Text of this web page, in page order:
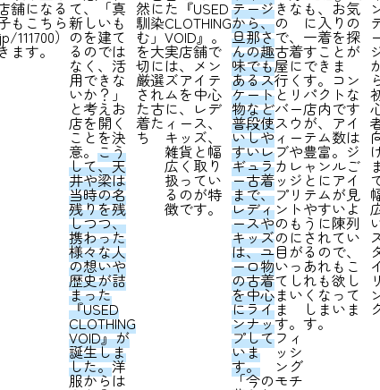
舗になる
もこちら
111700）
す。
て、「真
新しいも
のを建て
るのでは
なく、活
用できな
いか？」
と考えお
店を開く
ことを決
意。 こう
して、天
井や梁は
当時の名
残りを残
しつつ、
携わった
様々な人
の想いや
歴史が詰
まった
『USED
CLOTHING
VOID』が
誕生しま
した。洋
服からは
然に
馴染
む」
を大
切に
厳選
され
た古
着た
ち
た『USED
CLOTHING
VOID』。
実店舗で
は、メン
ズアイテ
ムを中心
に、レデ
ィース、
キッズ、
雑貨と幅
広く取り
扱ってい
るのが特
徴です。
テージ
から、
旦那さ
んの趣
味でも
あるス
ケート
物など
普段使
いしや
すいレ
ギュラ
ー古着
まで、
レディ
ースや
キッズ
は、ユ
ーロ物
の古着
を中心
にライ
ンナッ
プして
いま
す。
「今の
きな
の
で、
古着
屋に
行く
とリ
バー
スウ
ィー
ブや
カレ
ッジ
プリ
ント
のも
のに
目が
いっ
てし
まい
ま
す。
フィ
ッシ
ング
モチ
も、お気
に入りの
一着を探
すことが
できま
す。コン
パクトな
店内です
が、アイ
テム数は
豊富。ジ
ャンルご
とにアイ
テムが見
やすいよ
うに陳列
されてい
るので、
あれもこ
れも欲し
くなって
しまいま
す。